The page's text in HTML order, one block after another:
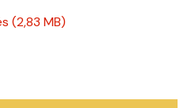
(2,83 MB)